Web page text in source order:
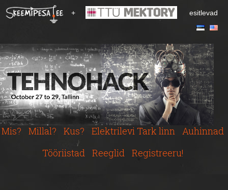
t
o
m
a
i
n
c
o
+ esitlevad
Mis? Millal? Kus? Elektrilevi Tark linn Auhinnad
Tööriistad
Reeglid Registreeru!